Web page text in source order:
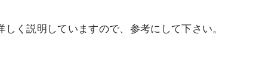
く説明していますので、参考にして下さい。